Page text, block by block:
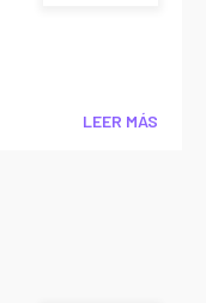
LEER MÁS